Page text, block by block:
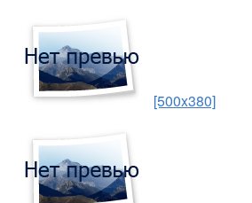
[500x380]